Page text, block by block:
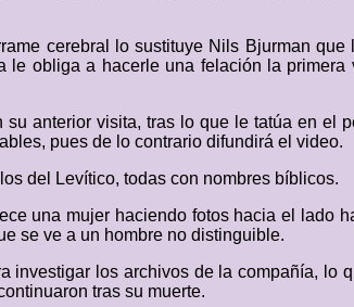
cerebral lo sustituye Nils Bjurman que
le obliga a hacerle una felación la primera
anterior visita, tras lo que le tatúa en el
pues de lo contrario difundirá el video.
del Levítico, todas con nombres bíblicos.
una mujer haciendo fotos hacia el lado
se ve a un hombre no distinguible.
investigar los archivos de la compañía, lo
tras su muerte.